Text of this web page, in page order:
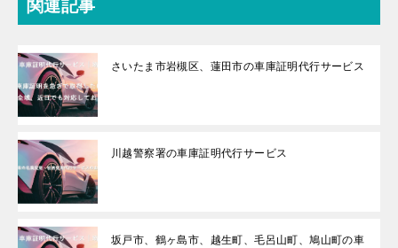
関連記事
さいたま市岩槻区、蓮田市の車庫証明代行サービス
川越警察署の車庫証明代行サービス
坂戸市、鶴ヶ島市、越生町、毛呂山町、鳩山町の車